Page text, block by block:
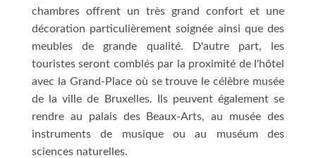
chambres offrent un très grand confort et une
décoration particulièrement soignée ainsi que des
meubles de grande qualité. D'autre part, les
touristes seront comblés par la proximité de l'hôtel
avec la Grand-Place où se trouve le célèbre musée
de la ville de Bruxelles. Ils peuvent également se
rendre au palais des Beaux-Arts, au musée des
instruments de musique ou au muséum des
sciences naturelles.